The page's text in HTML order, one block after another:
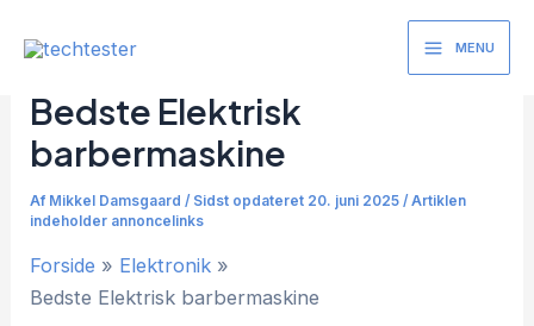
Main
MENU
Bedste Elektrisk
barbermaskine
Af Mikkel Damsgaard/ Sidst opdateret 20. juni 2025 / Artiklen
indeholder annoncelinks
Forside
Elektronik
Bedste Elektrisk barbermaskine